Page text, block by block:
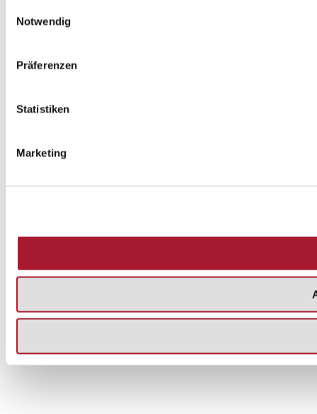
Notwendig
Präferenzen
Statistiken
Marketing